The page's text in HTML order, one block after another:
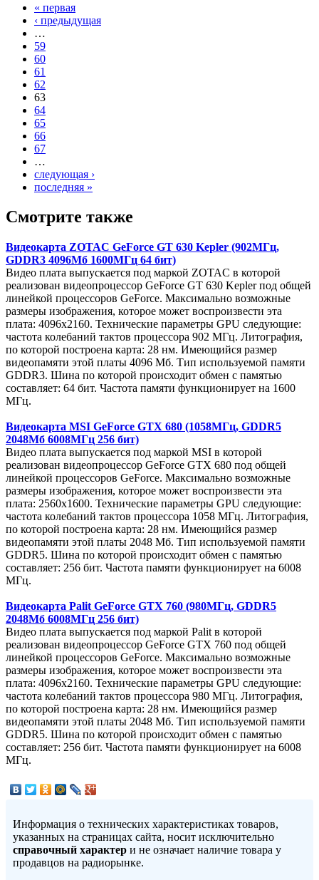
« первая
‹ предыдущая
…
59
60
61
62
63
64
65
66
67
…
следующая ›
последняя »
Смотрите также
Видеокарта ZOTAC GeForce GT 630 Kepler (902МГц,
GDDR3 4096Мб 1600МГц 64 бит)
Видео плата выпускается под маркой ZOTAC в которой
реализован видеопроцессор GeForce GT 630 Kepler под общей
линейкой процессоров GeForce. Максимально возможные
размеры изображения, которое может воспроизвести эта
плата: 4096x2160. Технические параметры GPU следующие:
частота колебаний тактов процессора 902 МГц. Литография,
по которой построена карта: 28 нм. Имеющийся размер
видеопамяти этой платы 4096 Мб. Тип используемой памяти
GDDR3. Шина по которой происходит обмен с памятью
составляет: 64 бит. Частота памяти функционирует на 1600
МГц.
Видеокарта MSI GeForce GTX 680 (1058МГц, GDDR5
2048Мб 6008МГц 256 бит)
Видео плата выпускается под маркой MSI в которой
реализован видеопроцессор GeForce GTX 680 под общей
линейкой процессоров GeForce. Максимально возможные
размеры изображения, которое может воспроизвести эта
плата: 2560x1600. Технические параметры GPU следующие:
частота колебаний тактов процессора 1058 МГц. Литография,
по которой построена карта: 28 нм. Имеющийся размер
видеопамяти этой платы 2048 Мб. Тип используемой памяти
GDDR5. Шина по которой происходит обмен с памятью
составляет: 256 бит. Частота памяти функционирует на 6008
МГц.
Видеокарта Palit GeForce GTX 760 (980МГц, GDDR5
2048Мб 6008МГц 256 бит)
Видео плата выпускается под маркой Palit в которой
реализован видеопроцессор GeForce GTX 760 под общей
линейкой процессоров GeForce. Максимально возможные
размеры изображения, которое может воспроизвести эта
плата: 4096x2160. Технические параметры GPU следующие:
частота колебаний тактов процессора 980 МГц. Литография,
по которой построена карта: 28 нм. Имеющийся размер
видеопамяти этой платы 2048 Мб. Тип используемой памяти
GDDR5. Шина по которой происходит обмен с памятью
составляет: 256 бит. Частота памяти функционирует на 6008
МГц.
Информация о технических характеристиках товаров,
указанных на страницах сайта, носит исключительно
справочный характер и не означает наличие товара у
продавцов на радиорынке.